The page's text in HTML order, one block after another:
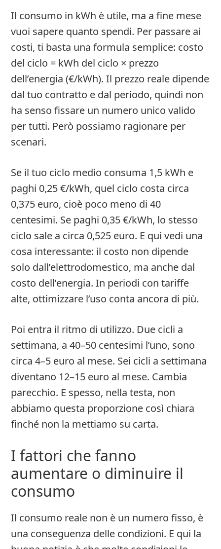
Il consumo in kWh è utile, ma a fine mese
vuoi sapere quanto spendi. Per passare ai
costi, ti basta una formula semplice: costo
del ciclo = kWh del ciclo × prezzo
dell’energia (€/kWh). Il prezzo reale dipende
dal tuo contratto e dal periodo, quindi non
ha senso fissare un numero unico valido
per tutti. Però possiamo ragionare per
scenari.
Se il tuo ciclo medio consuma 1,5 kWh e
paghi 0,25 €/kWh, quel ciclo costa circa
0,375 euro, cioè poco meno di 40
centesimi. Se paghi 0,35 €/kWh, lo stesso
ciclo sale a circa 0,525 euro. E qui vedi una
cosa interessante: il costo non dipende
solo dall’elettrodomestico, ma anche dal
costo dell’energia. In periodi con tariffe
alte, ottimizzare l’uso conta ancora di più.
Poi entra il ritmo di utilizzo. Due cicli a
settimana, a 40–50 centesimi l’uno, sono
circa 4–5 euro al mese. Sei cicli a settimana
diventano 12–15 euro al mese. Cambia
parecchio. E spesso, nella testa, non
abbiamo questa proporzione così chiara
finché non la mettiamo su carta.
I fattori che fanno
aumentare o diminuire il
consumo
Il consumo reale non è un numero fisso, è
una conseguenza delle condizioni. E qui la